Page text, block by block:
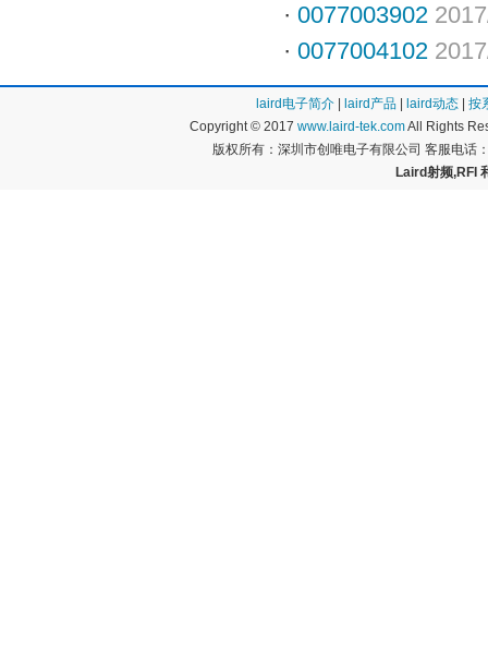
· 0077003902
· 0077004102
laird电子简介 laird产品 laird动态
按
Copyright © 2017 www.laird-tek.comAll Rights
版权所有：深圳市创唯电子有限公司 客服电话
Laird射频,RFI